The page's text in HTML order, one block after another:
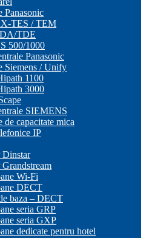
Panasonic
TES / TEM
TDE
500/1000
Panasonic
Siemens / Unify
1100
3000
SIEMENS
de capacitate mica
IP
Dinstar
Wi-Fi
DECT
baza – DECT
seria GRP
seria GXP
dedicate pentru hotel